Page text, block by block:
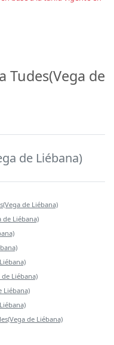
Tudes(Vega de
de Liébana)
de Liébana)
de Liébana)
de Liébana)
Liébana)
de Liébana)